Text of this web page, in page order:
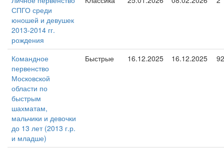
СПГО среди
юношей и девушек
2013-2014 гг.
рождения
Командное
первенство
Московской
области по
быстрым
шахматам,
мальчики и девочки
до 13 лет (2013 г.р.
и младше)
Быстрые 16.12.2025 16.12.2025 92